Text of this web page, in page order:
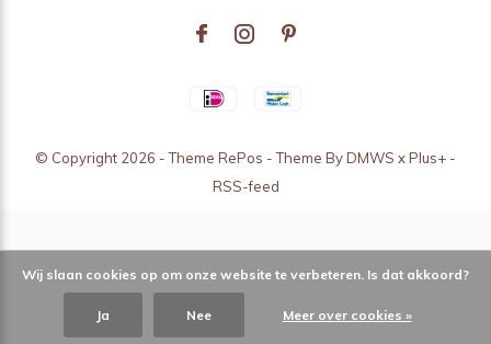
© Copyright 2026 - Theme RePos - Theme ByDMWS xPlus+ -
RSS-feed
Wij slaan cookies op om onze website te verbeteren. Is dat akkoord?
Ja Nee Meer over cookies »